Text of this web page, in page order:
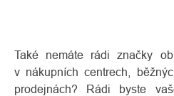
Také nemáte rádi značky
v nákupních centrech,
prodejnách? Rádi byste